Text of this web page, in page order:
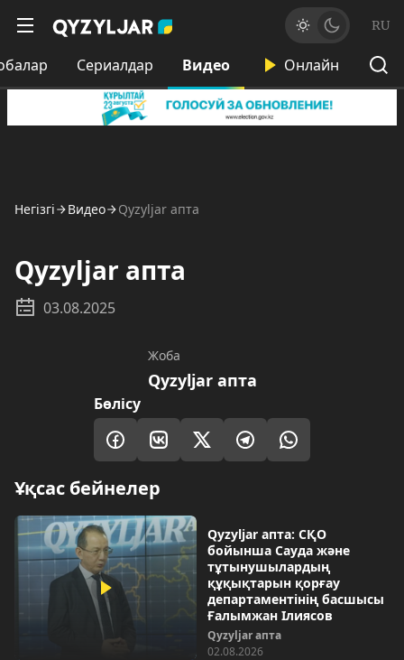
RU
Сериалдар Видео Онлайн
Негізгі Видео Qyzyljar апта
Qyzyljar апта
03.08.2025
Жоба
Qyzyljar апта
Бөлісу
Ұқсас бейнелер
Qyzyljar апта: СҚО
бойынша Сауда және
тұтынушылардың
құқықтарын қорғау
департаментінің басшысы
Ғалымжан Ілиясов
Qyzyljar апта
02.08.2026